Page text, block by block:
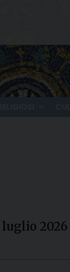
2026